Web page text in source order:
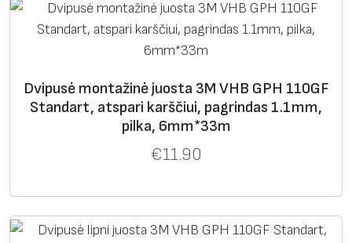
Dvipusė montažinė juosta 3M VHB GPH 110GF
Standart, atspari karščiui, pagrindas 1.1mm,
pilka, 6mm*33m
€11.90